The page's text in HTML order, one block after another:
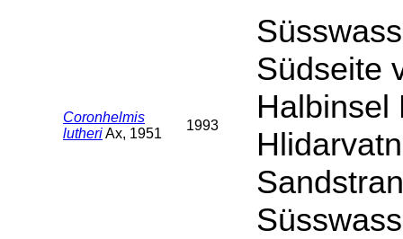
Coronhelmis
lutheriAx, 1951
1993
Südseite
Halbinsel